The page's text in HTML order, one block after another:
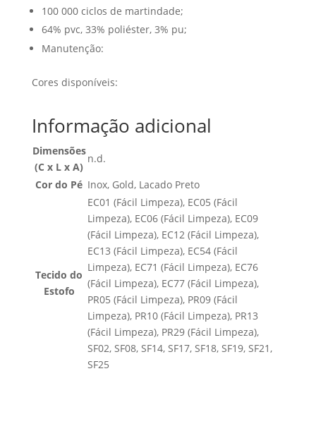
100 000 ciclos de martindade;
64% pvc, 33% poliéster, 3% pu;
Manutenção:
Cores disponíveis:
Informação adicional
Dimensões
(C x L x A)
n.d.
Cor do Pé Inox, Gold, Lacado Preto
Tecido do
Estofo
EC01 (Fácil Limpeza), EC05 (Fácil
Limpeza), EC06 (Fácil Limpeza), EC09
(Fácil Limpeza), EC12 (Fácil Limpeza),
EC13 (Fácil Limpeza), EC54 (Fácil
Limpeza), EC71 (Fácil Limpeza), EC76
(Fácil Limpeza), EC77 (Fácil Limpeza),
PR05 (Fácil Limpeza), PR09 (Fácil
Limpeza), PR10 (Fácil Limpeza), PR13
(Fácil Limpeza), PR29 (Fácil Limpeza),
SF02, SF08, SF14, SF17, SF18, SF19, SF21,
SF25